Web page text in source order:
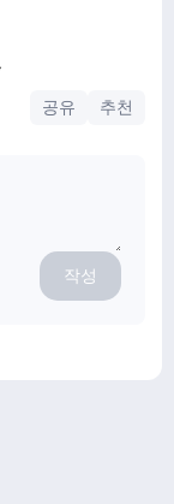
공유 추천
작성